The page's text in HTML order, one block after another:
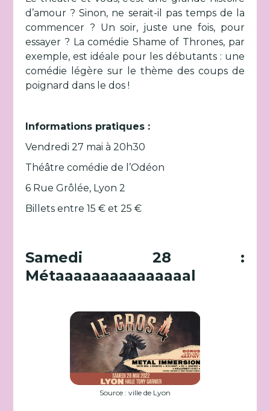
d’amour ? Sinon, ne serait-il pas temps de la
commencer ? Un soir, juste une fois, pour
essayer ? La comédie Shame of Thrones, par
exemple, est idéale pour les débutants : une
comédie légère sur le thème des coups de
poignard dans le dos !
Informations pratiques :
Vendredi 27 mai à 20h30
Théâtre comédie de l’Odéon
6 Rue Grôlée, Lyon 2
Billets entre 15 € et 25 €
Samedi 28 :
Métaaaaaaaaaaaaaaal
Source : ville de Lyon